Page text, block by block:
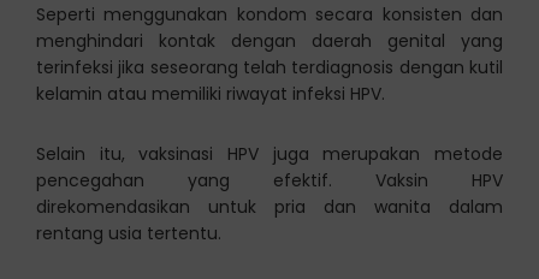
Seperti menggunakan kondom secara konsisten dan
menghindari kontak dengan daerah genital yang
terinfeksi jika seseorang telah terdiagnosis dengan kutil
kelamin atau memiliki riwayat infeksi HPV.
Selain itu, vaksinasi HPV juga merupakan metode
pencegahan yang efektif. Vaksin HPV
direkomendasikan untuk pria dan wanita dalam
rentang usia tertentu.